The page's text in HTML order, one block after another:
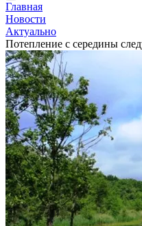
Главная
Новости
Актуально
Потепление с середины